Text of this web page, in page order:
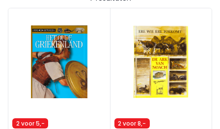
2 voor 5,- 2 voor 8,-